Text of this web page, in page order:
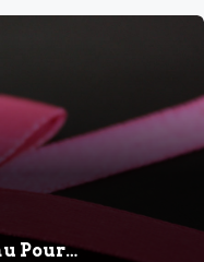
Pour…